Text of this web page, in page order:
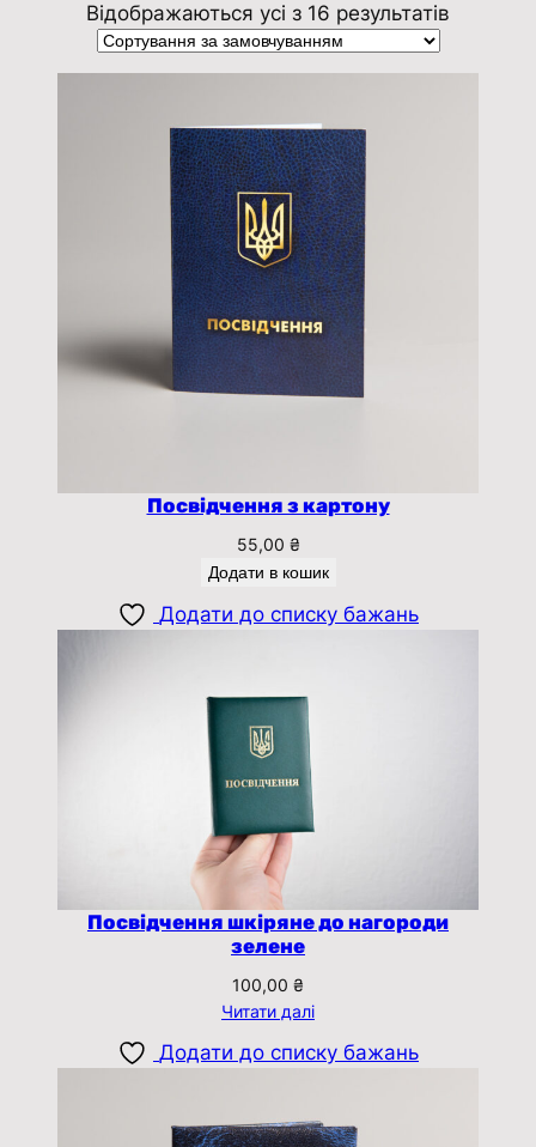
Відображаються усі з 16 результатів
Посвідчення з картону
55,00 ₴
Додати в кошик
Додати до списку бажань
Посвідчення шкіряне до нагороди
зелене
100,00 ₴
Читати далі
Додати до списку бажань